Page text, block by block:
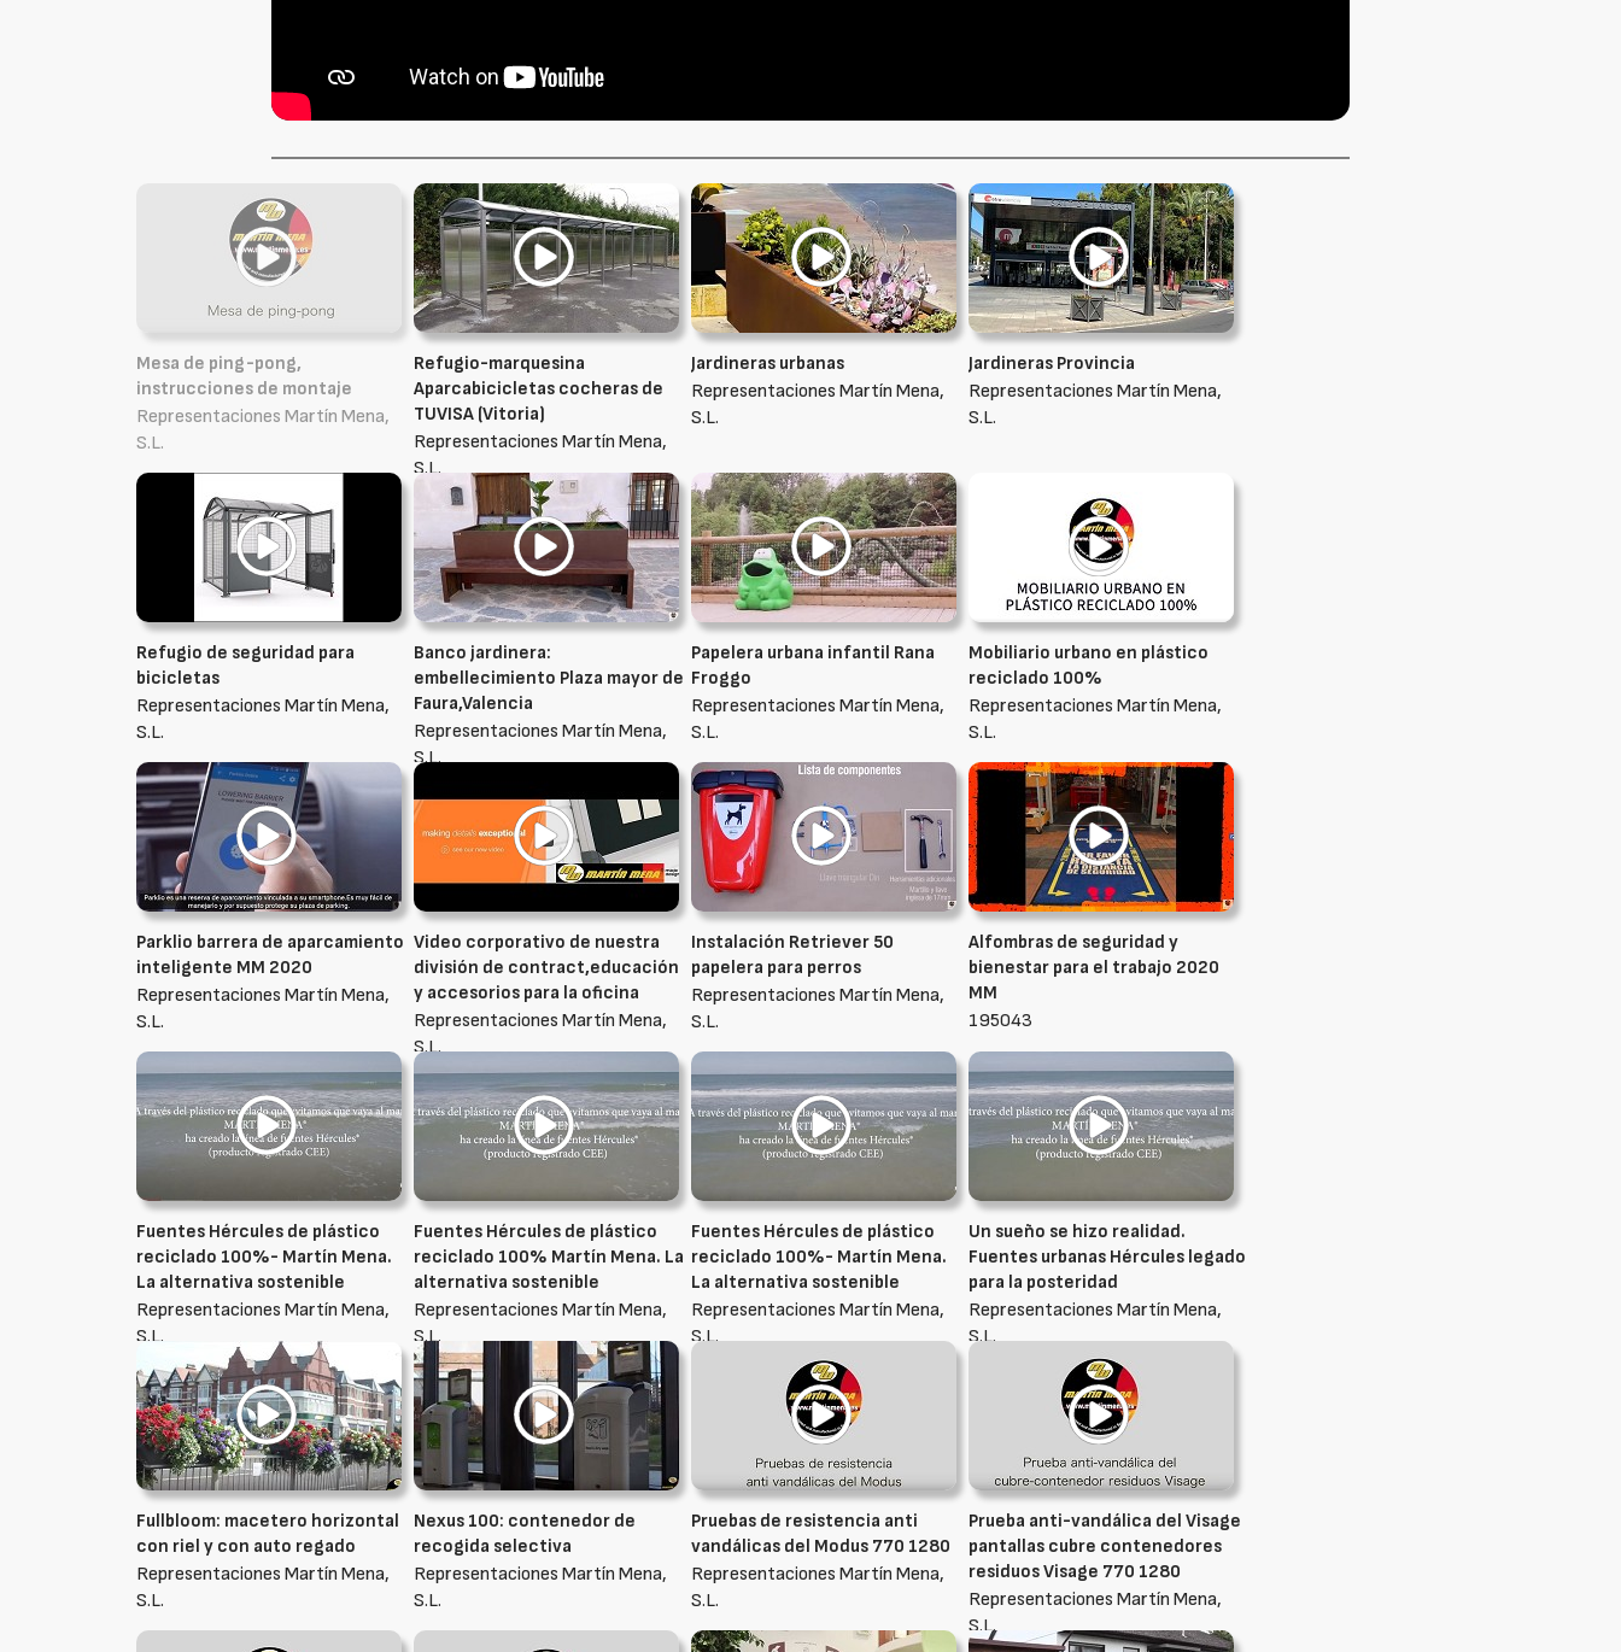
Mesa de ping-pong,
instrucciones de montaje
Representaciones Martín Mena,
S.L.
Refugio-marquesina
Aparcabicicletas cocheras de
TUVISA (Vitoria)
Representaciones Martín Mena,
S.L.
Jardineras urbanas
Representaciones Martín Mena,
S.L.
Jardineras Provincia
Representaciones Martín Mena,
S.L.
Refugio de seguridad para
bicicletas
Representaciones Martín Mena,
S.L.
Banco jardinera:
embellecimiento Plaza mayor de
Faura,Valencia
Representaciones Martín Mena,
S.L.
Papelera urbana infantil Rana
Froggo
Representaciones Martín Mena,
S.L.
Mobiliario urbano en plástico
reciclado 100%
Representaciones Martín Mena,
S.L.
Parklio barrera de aparcamiento
inteligente MM 2020
Representaciones Martín Mena,
S.L.
Video corporativo de nuestra
división de contract,educación
y accesorios para la oficina
Representaciones Martín Mena,
S.L.
Instalación Retriever 50
papelera para perros
Representaciones Martín Mena,
S.L.
Alfombras de seguridad y
bienestar para el trabajo 2020
MM
195043
Fuentes Hércules de plástico
reciclado 100%- Martín Mena.
La alternativa sostenible
Representaciones Martín Mena,
S.L.
Fuentes Hércules de plástico
reciclado 100% Martín Mena. La
alternativa sostenible
Representaciones Martín Mena,
S.L.
Fuentes Hércules de plástico
reciclado 100%- Martín Mena.
La alternativa sostenible
Representaciones Martín Mena,
S.L.
Un sueño se hizo realidad.
Fuentes urbanas Hércules legado
para la posteridad
Representaciones Martín Mena,
S.L.
Fullbloom: macetero horizontal
con riel y con auto regado
Representaciones Martín Mena,
S.L.
Nexus 100: contenedor de
recogida selectiva
Representaciones Martín Mena,
S.L.
Pruebas de resistencia anti
vandálicas del Modus 770 1280
Representaciones Martín Mena,
S.L.
Prueba anti-vandálica del Visage
pantallas cubre contenedores
residuos Visage 770 1280
Representaciones Martín Mena,
S.L.